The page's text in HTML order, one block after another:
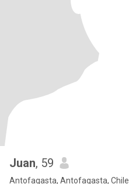
Juan, 59
Antofagasta, Antofagasta, Chile